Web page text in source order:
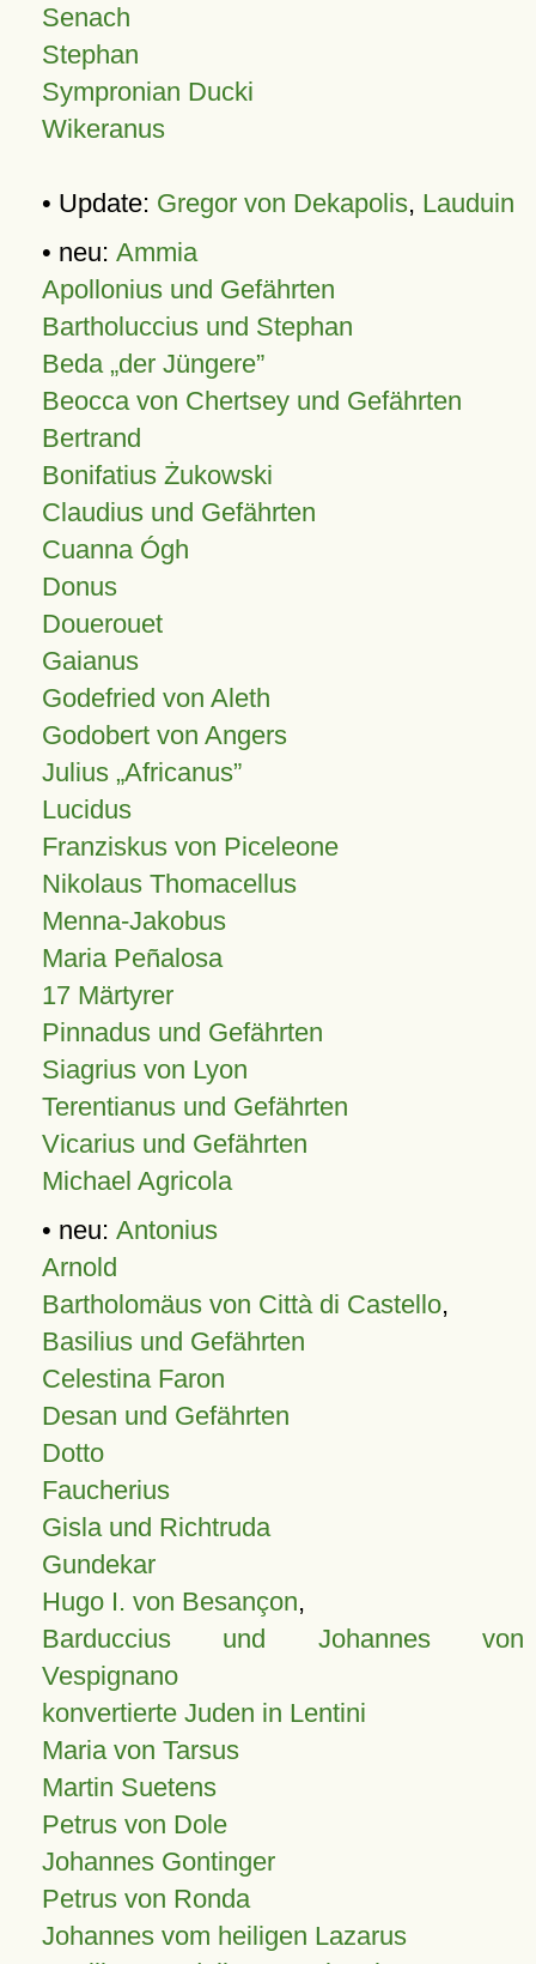
Senach
Stephan
Sympronian Ducki
Wikeranus
• Update: Gregor von Dekapolis, Lauduin
• neu: Ammia
Apollonius und Gefährten
Bartholuccius und Stephan
Beda „der Jüngere”
Beocca von Chertsey und Gefährten
Bertrand
Bonifatius Żukowski
Claudius und Gefährten
Cuanna Ógh
Donus
Douerouet
Gaianus
Godefried von Aleth
Godobert von Angers
Julius Africanus
Lucidus
Franziskus von Piceleone
Nikolaus Thomacellus
Menna-Jakobus
Maria Peñalosa
17 Märtyrer
Pinnadus und Gefährten
Siagrius von Lyon
Terentianus und Gefährten
Vicarius und Gefährten
Michael Agricola
• neu: Antonius
Arnold
Bartholomäus von Città di Castello,
Basilius und Gefährten
Celestina Faron
Desan und Gefährten
Dotto
Faucherius
Gisla und Richtruda
Gundekar
Hugo I. von Besançon,
Barduccius und Johannes von
Vespignano
konvertierte Juden in Lentini
Maria von Tarsus
Martin Suetens
Petrus von Dole
Johannes Gontinger
Petrus von Ronda
Johannes vom heiligen Lazarus